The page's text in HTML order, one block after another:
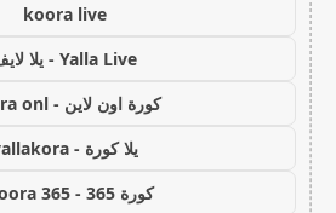
koora live
Yalla Live - يلا لايف
كورة اون لاين - koora onl
يلا كورة - yallakora
كورة 365 - kooora 365